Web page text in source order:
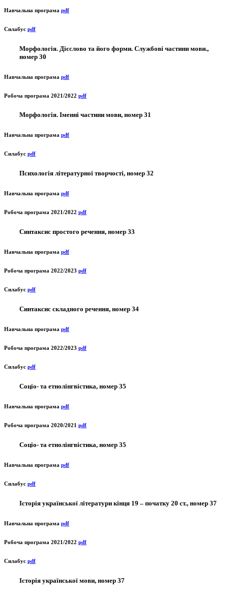
Навчальна програма pdf
Силабус pdf
Морфологія. Дієслово та його форми. Службові частини мови.,
номер 30
Навчальна програма pdf
Робоча програма 2021/2022 pdf
Морфологія. Іменні частини мови, номер 31
Навчальна програма pdf
Силабус pdf
Психологія літературної творчості, номер 32
Навчальна програма pdf
Робоча програма 2021/2022 pdf
Синтаксис простого речення, номер 33
Навчальна програма pdf
Робоча програма 2022/2023 pdf
Силабус pdf
Синтаксис складного речення, номер 34
Навчальна програма pdf
Робоча програма 2022/2023 pdf
Силабус pdf
Соціо- та етнолінгвістика, номер 35
Навчальна програма pdf
Робоча програма 2020/2021 pdf
Соціо- та етнолінгвістика, номер 35
Навчальна програма pdf
Силабус pdf
Історія української літератури кінця 19 – початку 20 ст., номер 37
Навчальна програма pdf
Робоча програма 2021/2022 pdf
Силабус pdf
Історія української мови, номер 37